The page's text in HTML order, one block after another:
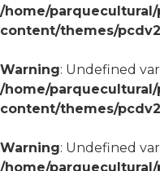
/home/
content/themes/
Warning: Undefined
/home/
content/themes/
Warning: Undefined
/home/